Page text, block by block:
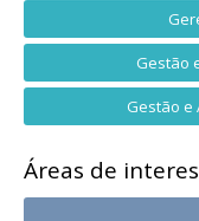
Gestão
Gestão e
Áreas de